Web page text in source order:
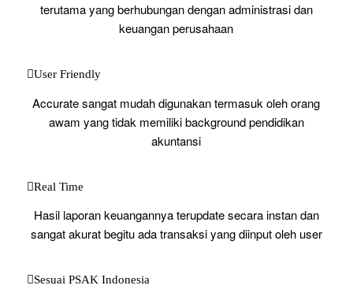
terutama yang berhubungan dengan administrasi dan
keuangan perusahaan
User Friendly
Accurate sangat mudah digunakan termasuk oleh orang
awam yang tidak memiliki background pendidikan
akuntansi
Real Time
Hasil laporan keuangannya terupdate secara instan dan
sangat akurat begitu ada transaksi yang diinput oleh user
Sesuai PSAK Indonesia